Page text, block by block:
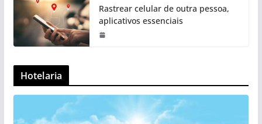
Rastrear celular de outra pessoa,
aplicativos essenciais
Hotelaria